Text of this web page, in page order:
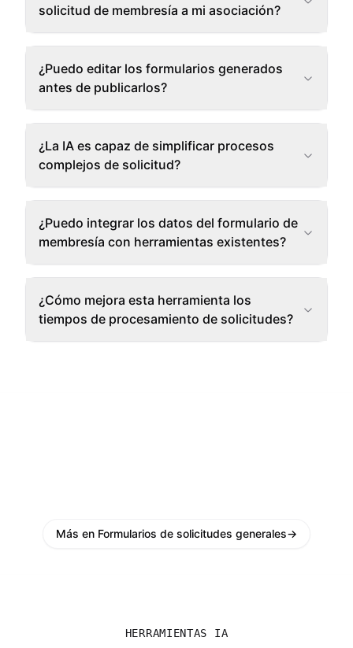
solicitud de membresía a mi asociación?
¿Puedo editar los formularios generados
antes de publicarlos?
¿La IA es capaz de simplificar procesos
complejos de solicitud?
¿Puedo integrar los datos del formulario de
membresía con herramientas existentes?
¿Cómo mejora esta herramienta los
tiempos de procesamiento de solicitudes?
Más en Formularios de solicitudes generales→
HERRAMIENTAS IA